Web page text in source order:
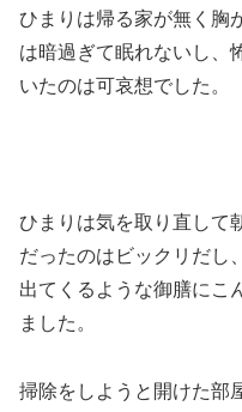
ひまりは帰る家が無く胸
は暗過ぎて眠れないし、
いたのは可哀想でした。
ひまりは気を取り直して
だったのはビックリだし
出てくるような御膳にこ
ました。
掃除をしようと開けた部